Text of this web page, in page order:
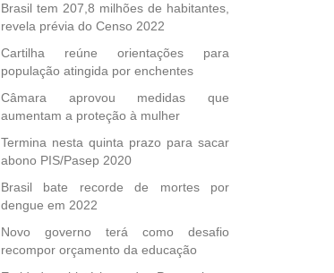
Brasil tem 207,8 milhões de habitantes,
revela prévia do Censo 2022
Cartilha reúne orientações para
população atingida por enchentes
Câmara aprovou medidas que
aumentam a proteção à mulher
Termina nesta quinta prazo para sacar
abono PIS/Pasep 2020
Brasil bate recorde de mortes por
dengue em 2022
Novo governo terá como desafio
recompor orçamento da educação